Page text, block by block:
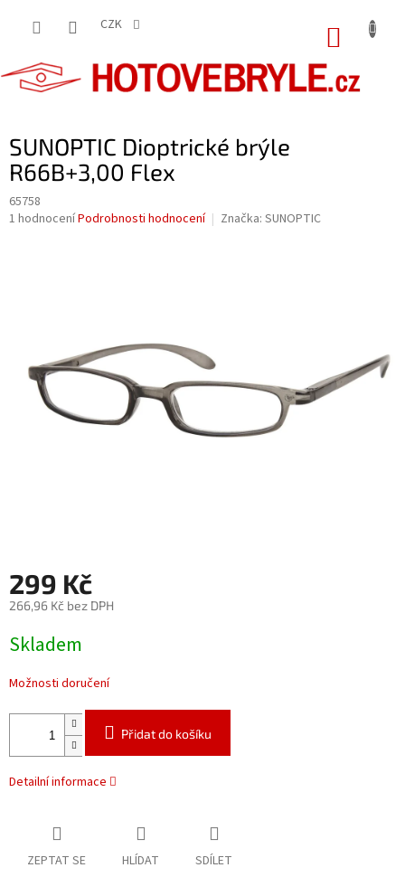
CZK
SUNOPTIC Dioptrické brýle
R66B+3,00 Flex
65758
Průměrné
1 hodnoceníPodrobnosti hodnocení Značka: SUNOPTIC
299 Kč
266,96 Kč bez DPH
cena:
Skladem
Možnosti doručení
Přidat do košíku
Detailní informace
ZEPTAT SE HLÍDAT SDÍLET